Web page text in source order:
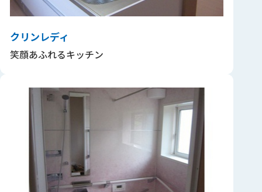
クリンレディ
笑顔あふれるキッチン